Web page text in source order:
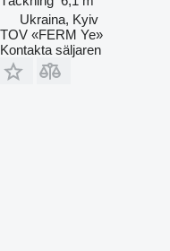
Ukraina, Kyiv
TOV «FERM Ye»
Kontakta säljaren